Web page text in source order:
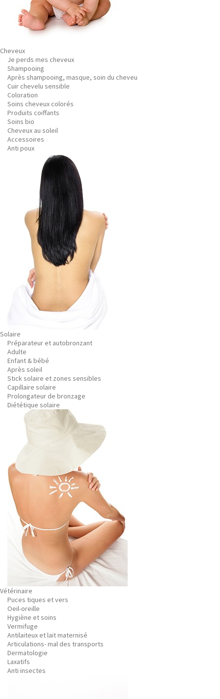
Cheveux
Je perds mes cheveux
Shampooing
Après shampooing, masque, soin du cheveu
Cuir chevelu sensible
Coloration
Soins cheveux colorés
Produits coiffants
Soins bio
Cheveux au soleil
Accessoires
Anti poux
Solaire
Préparateur et autobronzant
Adulte
Enfant & bébé
Après soleil
Stick solaire et zones sensibles
Capillaire solaire
Prolongateur de bronzage
Diététique solaire
Vétérinaire
Puces tiques et vers
Oeil-oreille
Hygiène et soins
Vermifuge
Antilaiteux et lait maternisé
Articulations- mal des transports
Dermatologie
Laxatifs
Anti insectes